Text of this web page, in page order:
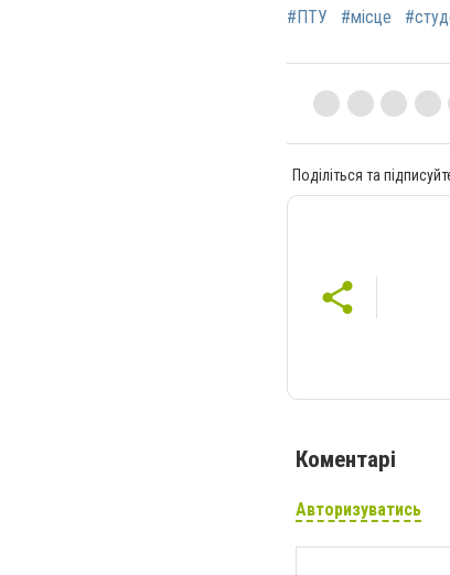
#ПТУ #місце
Поділіться та
Коментарі
Авторизуватись